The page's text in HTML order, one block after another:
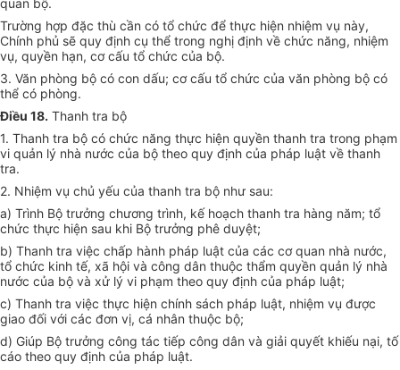
quan bộ.
Trường hợp đặc thù cần có tổ chức để thực hiện nhiệm vụ này,
Chính phủ sẽ quy định cụ thể trong nghị định về chức năng, nhiệm
vụ, quyền hạn, cơ cấu tổ chức của bộ.
3. Văn phòng bộ có con dấu; cơ cấu tổ chức của văn phòng bộ có
thể có phòng.
Điều 18. Thanh tra bộ
1. Thanh tra bộ có chức năng thực hiện quyền thanh tra trong phạm
vi quản lý nhà nước của bộ theo quy định của pháp luật về thanh
tra.
2. Nhiệm vụ chủ yếu của thanh tra bộ như sau:
a) Trình Bộ trưởng chương trình, kế hoạch thanh tra hàng năm; tổ
chức thực hiện sau khi Bộ trưởng phê duyệt;
b) Thanh tra việc chấp hành pháp luật của các cơ quan nhà nước,
tổ chức kinh tế, xã hội và công dân thuộc thẩm quyền quản lý nhà
nước của bộ và xử lý vi phạm theo quy định của pháp luật;
c) Thanh tra việc thực hiện chính sách pháp luật, nhiệm vụ được
giao đối với các đơn vị, cá nhân thuộc bộ;
d) Giúp Bộ trưởng công tác tiếp công dân và giải quyết khiếu nại, tố
cáo theo quy định của pháp luật.